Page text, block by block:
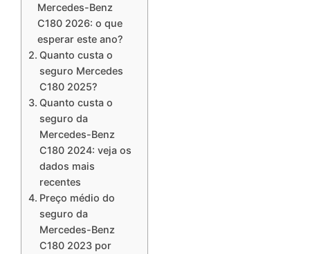
Mercedes-Benz
C180 2026: o que
esperar este ano?
Quanto custa o
seguro Mercedes
C180 2025?
Quanto custa o
seguro da
Mercedes-Benz
C180 2024: veja os
dados mais
recentes
Preço médio do
seguro da
Mercedes-Benz
C180 2023 por